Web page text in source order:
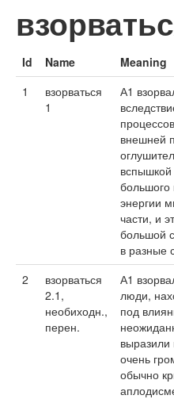
Id Name Meaning
1
взорваться
1
А1
внешней
большого
энергии
части, и
большой
в разные
2
взорваться
2.1,
необиходн.,
перен.
А1
люди,
под
выразили
очень
обычно